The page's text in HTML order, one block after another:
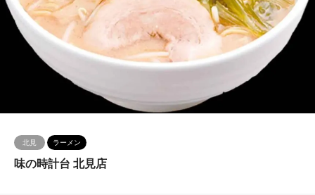
北見 ラーメン
味の時計台 北見店